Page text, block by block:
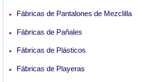
Fábricas de Pantalones de Mezclilla
Fábricas de Pañales
Fábricas de Plásticos
Fábricas de Playeras